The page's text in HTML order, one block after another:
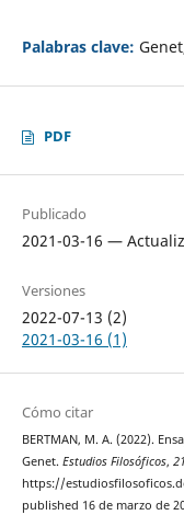
Palabras clave:
PDF
Publicado
2021-03-16 —
Versiones
2022-07-13 (2)
2021-03-16 (1)
Cómo citar
BERTMAN, M. A. (2022).
Genet. Estudios Filosóficos, 21
https://
published 16 de marzo de